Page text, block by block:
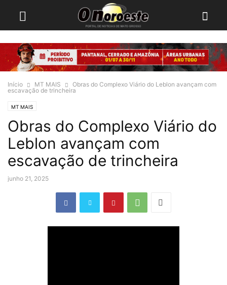
Início MT MAIS
Obras do Complexo Viário do Leblon avançam com
escavação de trincheira
MT MAIS
Obras do Complexo Viário do
Leblon avançam com
escavação de trincheira
junho 21, 2025